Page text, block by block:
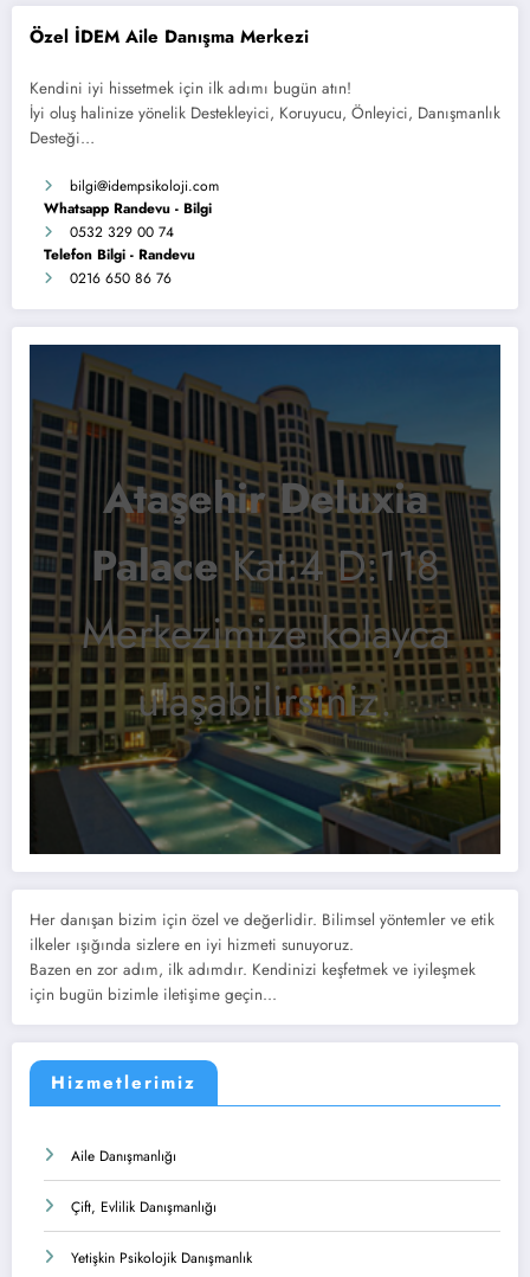
Özel İDEM Aile Danışma Merkezi
Kendini iyi hissetmek için ilk adımı bugün atın!
İyi oluş halinize yönelik Destekleyici, Koruyucu, Önleyici, Danışmanlık
Desteği…
bilgi@idempsikoloji.com
Whatsapp Randevu - Bilgi
0532 329 00 74
Telefon Bilgi - Randevu
0216 650 86 76
Ataşehir Deluxia
PalaceKat:4 D:118
Merkezimize kolayca
ulaşabilirsiniz.
Her danışan bizim için özel ve değerlidir. Bilimsel yöntemler ve etik
ilkeler ışığında sizlere en iyi hizmeti sunuyoruz.
Bazen en zor adım, ilk adımdır. Kendinizi keşfetmek ve iyileşmek
için bugün bizimle iletişime geçin...
Hizmetlerimiz
Aile Danışmanlığı
Çift, Evlilik Danışmanlığı
Yetişkin Psikolojik Danışmanlık